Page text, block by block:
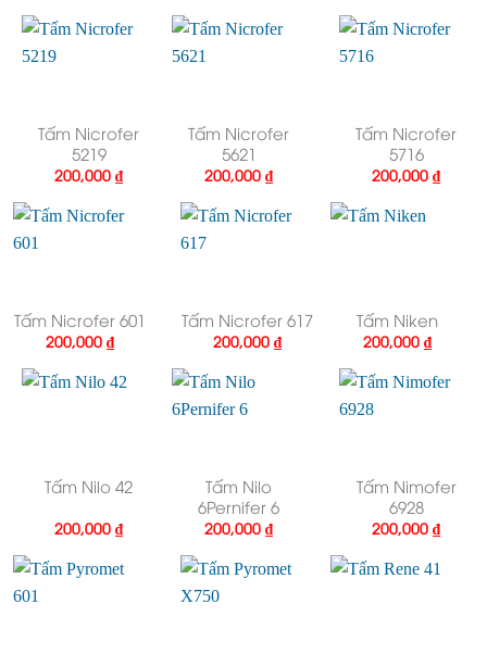
Tấm Nicrofer
5219
200,000₫
Tấm Nicrofer
5621
200,000₫
Tấm Nicrofer
5716
200,000₫
Tấm Nicrofer 601
200,000₫
Tấm Nicrofer 617
200,000₫
Tấm Niken
200,000₫
Tấm Nilo 42
200,000₫
Tấm Nilo
6Pernifer 6
200,000₫
Tấm Nimofer
6928
200,000₫